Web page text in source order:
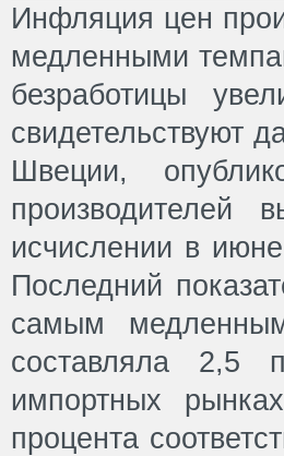
Инфляция цен
медленными
безработицы
свидетельствуют
Швеции,
исчислении в
Последний
самым
составляла 2,5
импортных
процента